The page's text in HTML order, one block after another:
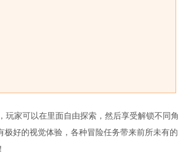
玩家可以在里面自由探索，然后享受解锁不同角
好的视觉体验，各种冒险任务带来前所未有的